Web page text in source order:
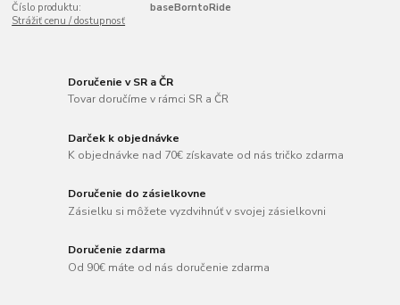
Číslo produktu:
baseBorntoRide
Strážiť cenu / dostupnosť
Doručenie v SR a ČR
Tovar doručíme v rámci SR a ČR
Darček k objednávke
K objednávke nad 70€ získavate od nás tričko zdarma
Doručenie do zásielkovne
Zásielku si môžete vyzdvihnúť v svojej zásielkovni
Doručenie zdarma
Od 90€ máte od nás doručenie zdarma